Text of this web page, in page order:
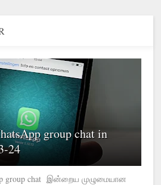
group chat in
24
group chat இன்றைய முழுமையான